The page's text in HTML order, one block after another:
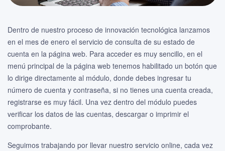
Dentro de nuestro proceso de innovación tecnológica lanzamos
en el mes de enero el servicio de consulta de su estado de
cuenta en la página web. Para acceder es muy sencillo, en el
menú principal de la página web tenemos habilitado un botón que
lo dirige directamente al módulo, donde debes ingresar tu
número de cuenta y contraseña, si no tienes una cuenta creada,
registrarse es muy fácil. Una vez dentro del módulo puedes
verificar los datos de las cuentas, descargar o imprimir el
comprobante.
Seguimos trabajando por llevar nuestro servicio online, cada vez